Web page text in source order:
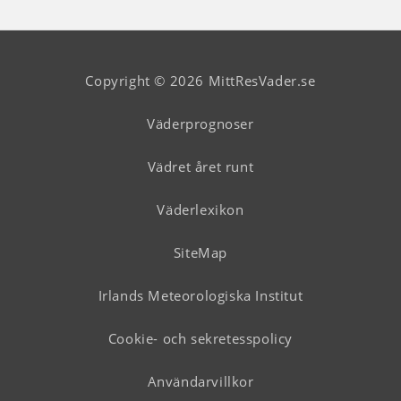
Copyright © 2026 MittResVader.se
Väderprognoser
Vädret året runt
Väderlexikon
SiteMap
Irlands Meteorologiska Institut
Cookie- och sekretesspolicy
Användarvillkor